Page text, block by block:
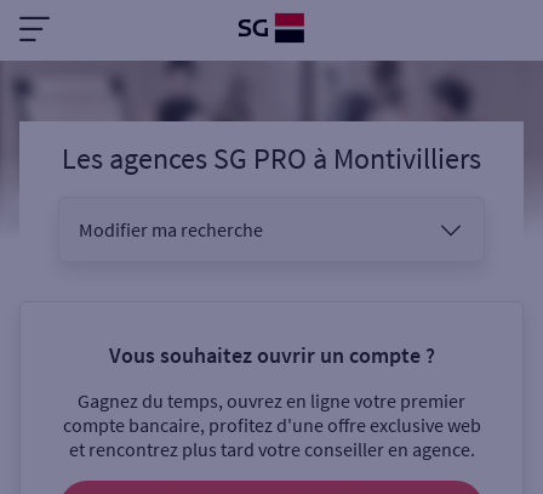
Les agences SG PRO à Montivilliers
Modifier ma recherche
Sélectionnez votre recherche
Vous souhaitez ouvrir un compte ?
Gagnez du temps, ouvrez en ligne votre premier
compte bancaire, profitez d'une offre exclusive web
et rencontrez plus tard votre conseiller en agence.